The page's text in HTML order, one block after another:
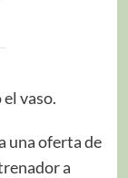
vaso.
una oferta de
a